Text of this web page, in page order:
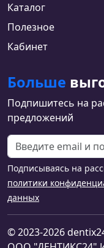
Каталог
Полезное
Кабинет
Больше
Подпишитесь на
предложений
Подписываясь на
политики
данных
© 2023-2026